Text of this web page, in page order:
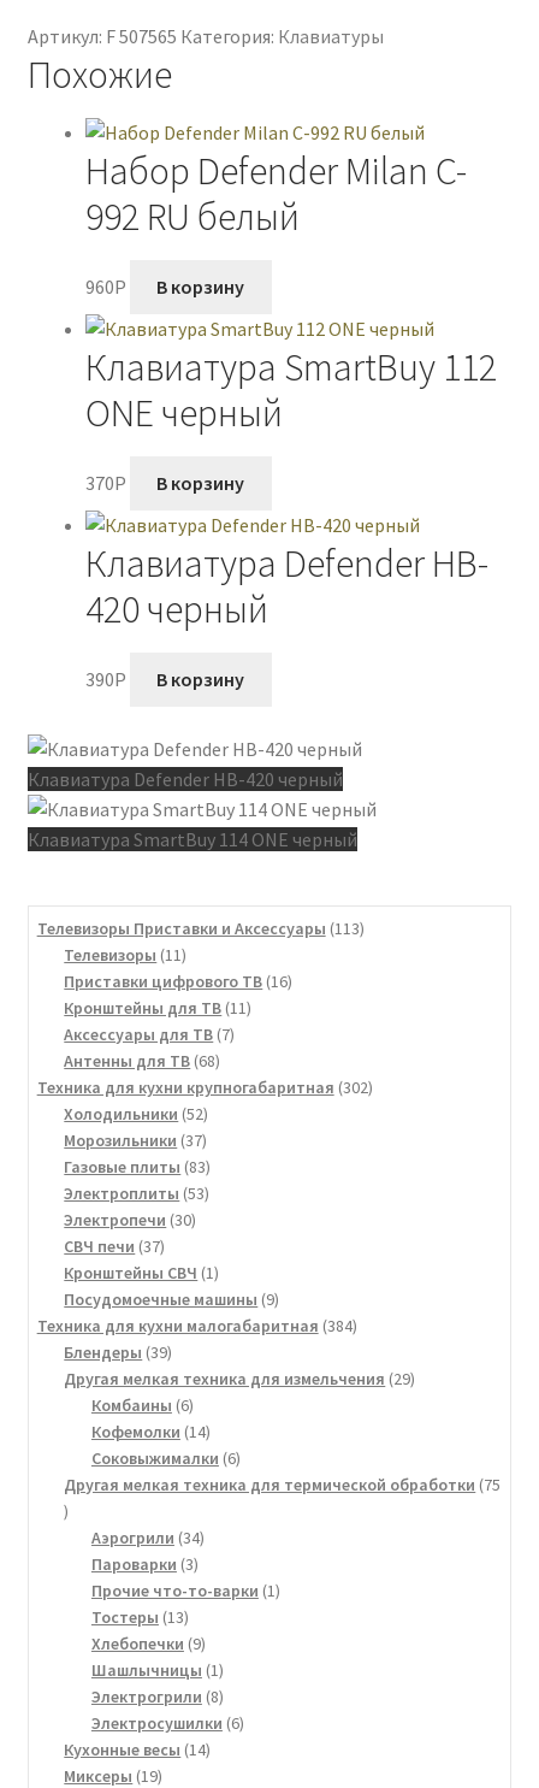
GK-
581
Артикул: F 507565 Категория: Клавиатуры
Похожие
Набор Defender Milan C-
992 RU белый
960P В корзину
Клавиатура SmartBuy 112
ONE черный
370P В корзину
Клавиатура Defender HB-
420 черный
390P В корзину
Клавиатура Defender HB-420 черный
Клавиатура SmartBuy 114 ONE черный
Телевизоры Приставки и Аксессуары 113113
Телевизоры 1111
товаров
Приставки цифрового ТВ 1616
Кронштейны для ТВ 1111
Аксессуары для ТВ 77
Антенны для ТВ 6868
товаров
Техника для кухни крупногабаритная 302302
Холодильники 5252
товара
Морозильники 3737
товаров
Газовые плиты 8383
товара
Электроплиты 5353
Электропечи 3030
СВЧ печи 3737
товаров
Кронштейны СВЧ 11
товар
Посудомоечные машины 99
товаров
Техника для кухни малогабаритная 384384
Блендеры 3939
товаров
Другая мелкая техника для измельчения 2929
Комбаины 66
товаров
Кофемолки 1414
товаров
Соковыжималки 66
товаров
Другая мелкая техника для термической обработки 75
75
товаров
Аэрогрили 3434
Пароварки 33
товара
Прочие что-то-варки 11
Тостеры 1313
товаров
Хлебопечки 99
товаров
Шашлычницы 11
товар
Электрогрили 88
товаров
Электросушилки 66
Кухонные весы 1414
Миксеры 1919